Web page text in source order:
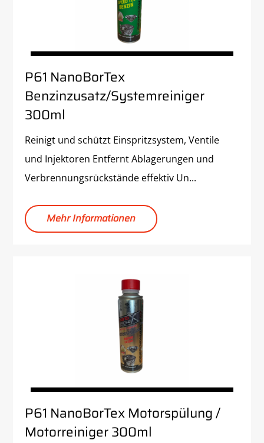
P61 NanoBorTex
Benzinzusatz/Systemreiniger
300ml
Reinigt und schützt Einspritzsystem, Ventile
und Injektoren Entfernt Ablagerungen und
Verbrennungsrückstände effektiv Un...
Mehr Informationen
P61 NanoBorTex Motorspülung /
Motorreiniger 300ml